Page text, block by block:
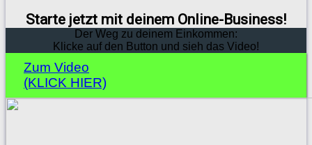
Starte jetzt mit deinem Online-Business!
Der Weg zu deinem Einkommen:
Klicke auf den Button und sieh das Video!
Zum Video
(KLICK HIER)